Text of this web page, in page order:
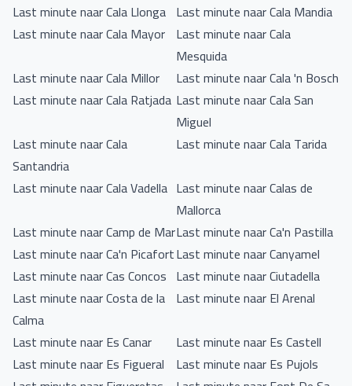
Last minute naar Cala Llonga Last minute naar Cala Mandia
Last minute naar Cala Mayor Last minute naar Cala
Mesquida
Last minute naar Cala Millor
Last minute naar Cala 'n Bosch
Last minute naar Cala Ratjada Last minute naar Cala San
Miguel
Last minute naar Cala
Santandria
Last minute naar Cala Tarida
Last minute naar Cala Vadella Last minute naar Calas de
Mallorca
Last minute naar Camp de MarLast minute naar Ca'n Pastilla
Last minute naar Ca'n PicafortLast minute naar Canyamel
Last minute naar Cas Concos Last minute naar Ciutadella
Last minute naar Costa de la
Calma
Last minute naar El Arenal
Last minute naar Es Canar
Last minute naar Es Castell
Last minute naar Es Figueral Last minute naar Es Pujols